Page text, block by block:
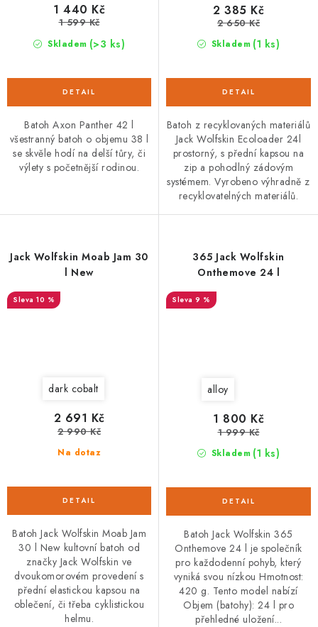
Skladem (>3 ks)
1 440 Kč
1 599 Kč
Batoh Axon Panther 42 l
všestranný batoh o objemu 38 l
se skvěle hodí na delší tůry, či
výlety s početnější rodinou.
Skladem (1 ks)
2 385 Kč
2 650 Kč
Batoh z recyklovaných materiálů
Jack Wolfskin Ecoloader 24l
prostorný, s přední kapsou na
zip a pohodlný zádovým
systémem. Vyrobeno výhradně z
recyklovatelných materiálů.
Jack Wolfskin Moab Jam 30
l New
10 %
dark cobalt
Na dotaz
2 691 Kč
2 990 Kč
Batoh Jack Wolfskin Moab Jam
30 l New kultovní batoh od
značky Jack Wolfskin ve
dvoukomorovém provedení s
přední elastickou kapsou na
oblečení, či třeba cyklistickou
helmu.
365 Jack Wolfskin
Onthemove 24 l
9 %
alloy
Skladem (1 ks)
1 800 Kč
1 999 Kč
Batoh Jack Wolfskin 365
Onthemove 24 l je společník
pro každodenní pohyb, který
vyniká svou nízkou Hmotnost:
420 g. Tento model nabízí
Objem (batohy): 24 l pro
přehledné uložení...